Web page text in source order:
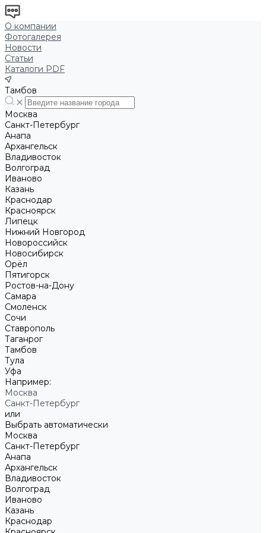
О компании
Фотогалерея
Новости
Статьи
Каталоги PDF
Тамбов
Москва
Санкт-Петербург
Анапа
Архангельск
Владивосток
Волгоград
Иваново
Казань
Краснодар
Красноярск
Липецк
Нижний Новгород
Новороссийск
Новосибирск
Орёл
Пятигорск
Ростов-на-Дону
Самара
Смоленск
Сочи
Ставрополь
Таганрог
Тамбов
Тула
Уфа
Например:
Москва
Санкт-Петербург
или
Выбрать автоматически
Москва
Санкт-Петербург
Анапа
Архангельск
Владивосток
Волгоград
Иваново
Казань
Краснодар